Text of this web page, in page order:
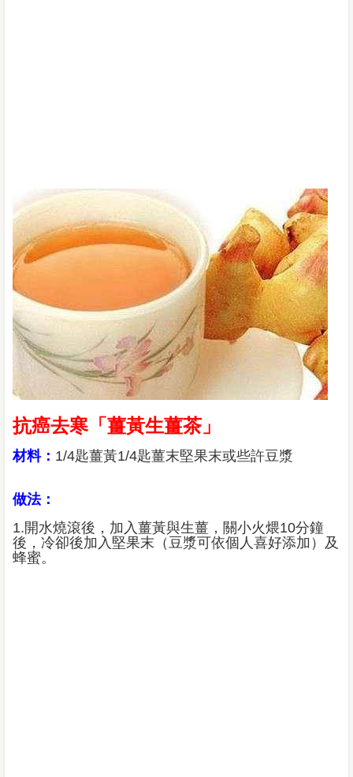
抗癌去寒「薑黃生薑茶」
材料： 1/4匙薑黃1/4匙薑末堅果末或些許豆漿
做法：
1.開水燒滾後，加入薑黃與生薑，關小火煨10分鐘
後，冷卻後加入堅果末（豆漿可依個人喜好添加）及
蜂蜜。